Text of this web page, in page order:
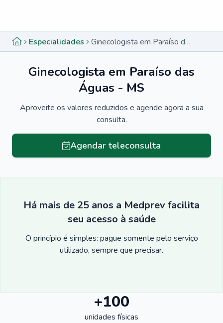
Especialidades Ginecologista em Paraíso das Águas - MS
Ginecologista em Paraíso das
Águas - MS
Aproveite os valores reduzidos e agende agora a sua
consulta.
Agendar teleconsulta
Há mais de 25 anos a Medprev facilita
seu acesso à saúde
O princípio é simples: pague somente pelo serviço
utilizado, sempre que precisar.
+100
unidades físicas